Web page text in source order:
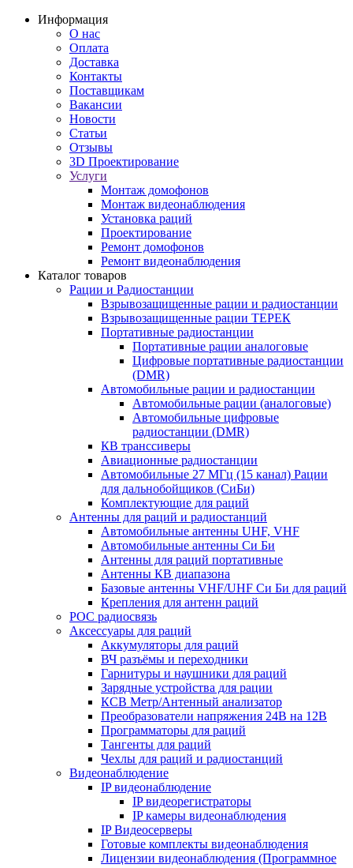
Информация
О нас
Оплата
Доставка
Контакты
Поставщикам
Вакансии
Новости
Статьи
Отзывы
3D Проектирование
Услуги
Монтаж домофонов
Монтаж видеонаблюдения
Установка раций
Проектирование
Ремонт домофонов
Ремонт видеонаблюдения
Каталог товаров
Рации и Радиостанции
Взрывозащищенные рации и радиостанции
Взрывозащищенные рации ТЕРЕК
Портативные радиостанции
Портативные рации аналоговые
Цифровые портативные радиостанции
(DMR)
Автомобильные рации и радиостанции
Автомобильные рации (аналоговые)
Автомобильные цифровые
радиостанции (DMR)
КВ транссиверы
Авиационные радиостанции
Автомобильные 27 МГц (15 канал) Рации
для дальнобойщиков (СиБи)
Комплектующие для раций
Антенны для раций и радиостанций
Автомобильные антенны UHF, VHF
Автомобильные антенны Си Би
Антенны для раций портативные
Антенны КВ диапазона
Базовые антенны VHF/UHF Си Би для раций
Крепления для антенн раций
POC радиосвязь
Аксессуары для раций
Аккумуляторы для раций
ВЧ разъёмы и переходники
Гарнитуры и наушники для раций
Зарядные устройства для рации
КСВ Метр/Антенный анализатор
Преобразователи напряжения 24В на 12В
Программаторы для раций
Тангенты для раций
Чехлы для раций и радиостанций
Видеонаблюдение
IP видеонаблюдение
IP видеорегистраторы
IP камеры видеонаблюдения
IP Видеосерверы
Готовые комплекты видеонаблюдения
Лицензии видеонаблюдения (Программное